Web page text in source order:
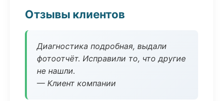
Отзывы клиентов
Диагностика подробная, выдали
фотоотчёт. Исправили то, что другие
не нашли.
— Клиент компании